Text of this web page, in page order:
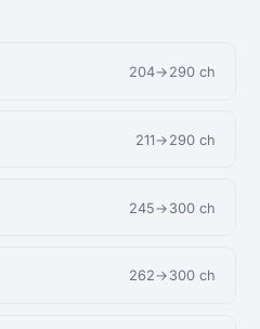
204→290 ch
211→290 ch
245→300 ch
262→300 ch